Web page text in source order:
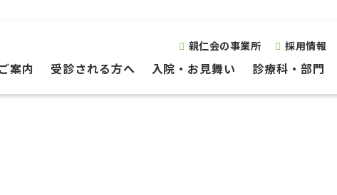
親仁会の事業所 採用情報
案内 受診される方へ 入院・お見舞い 診療科・部門